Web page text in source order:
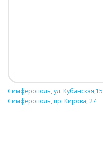
Симферополь, ул. Кубанская,15
Симферополь, пр. Кирова, 27